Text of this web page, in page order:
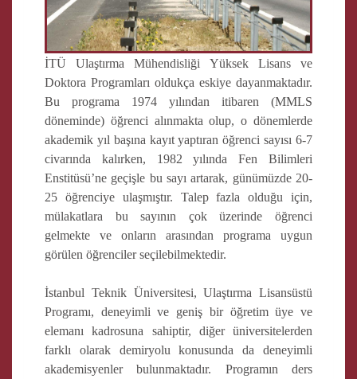
İTÜ Ulaştırma Mühendisliği Yüksek Lisans ve
Doktora Programları oldukça eskiye dayanmaktadır.
Bu programa 1974 yılından itibaren (MMLS
döneminde) öğrenci alınmakta olup, o dönemlerde
akademik yıl başına kayıt yaptıran öğrenci sayısı 6-7
civarında kalırken, 1982 yılında Fen Bilimleri
Enstitüsü’ne geçişle bu sayı artarak, günümüzde 20-
25 öğrenciye ulaşmıştır. Talep fazla olduğu için,
mülakatlara bu sayının çok üzerinde öğrenci
gelmekte ve onların arasından programa uygun
görülen öğrenciler seçilebilmektedir.
İstanbul Teknik Üniversitesi, Ulaştırma Lisansüstü
Programı, deneyimli ve geniş bir öğretim üye ve
elemanı kadrosuna sahiptir, diğer üniversitelerden
farklı olarak demiryolu konusunda da deneyimli
akademisyenler bulunmaktadır. Programın ders